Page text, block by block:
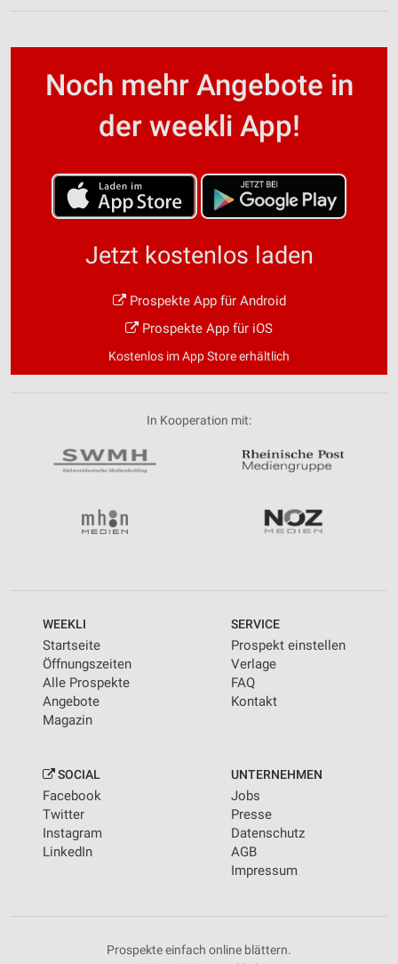
Noch mehr Angebote in
der weekli App!
Jetzt kostenlos laden
Prospekte App für Android
Prospekte App für iOS
Kostenlos im App Store erhältlich
In Kooperation mit:
WEEKLI
Startseite
Öffnungszeiten
Alle Prospekte
Angebote
Magazin
SERVICE
Prospekt einstellen
Verlage
FAQ
Kontakt
SOCIAL
Facebook
Twitter
Instagram
LinkedIn
UNTERNEHMEN
Jobs
Presse
Datenschutz
AGB
Impressum
Prospekte einfach online blättern.